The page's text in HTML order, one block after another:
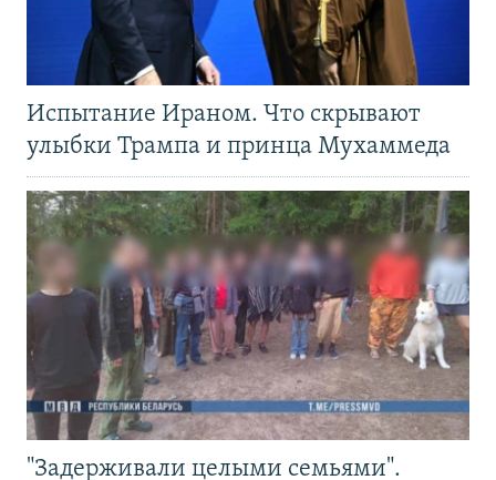
Испытание Ираном. Что скрывают
улыбки Трампа и принца Мухаммеда
"Задерживали целыми семьями".